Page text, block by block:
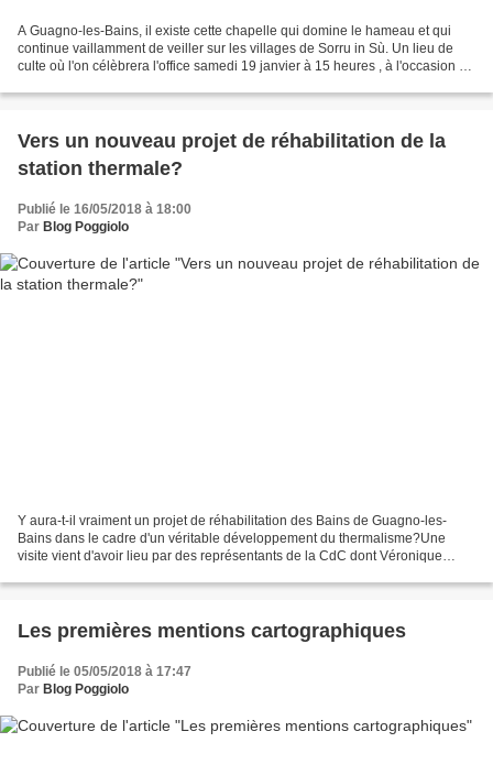
A Guagno-les-Bains, il existe cette chapelle qui domine le hameau et qui
continue vaillamment de veiller sur les villages de Sorru in Sù. Un lieu de
culte où l'on célèbrera l'office samedi 19 janvier à 15 heures , à l'occasion de
Vers un nouveau projet de réhabilitation de la
station thermale?
Publié le 16/05/2018 à 18:00
Par Blog Poggiolo
Y aura-t-il vraiment un projet de réhabilitation des Bains de Guagno-les-
Bains dans le cadre d'un véritable développement du thermalisme?Une
visite vient d'avoir lieu par des représentants de la CdC dont Véronique
Les premières mentions cartographiques
Publié le 05/05/2018 à 17:47
Par Blog Poggiolo